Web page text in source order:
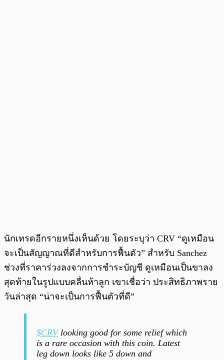
นักเทรดอีกรายหนึ่งเห็นด้วย โดยระบุว่า CRV “ดูเหมือน
จะเป็นสัญญาณที่ดีสำหรับการฟื้นตัว” สำหรับ Sanchez
ช่วงที่ราคาร่วงลงจากการชำระบัญชี ดูเหมือนเป็นขาลง
สุดท้ายในรูปแบบคลื่นห้าลูก เขาเชื่อว่า ประสิทธิภาพราย
วันล่าสุด “น่าจะเป็นการฟื้นตัวที่ดี”
$CRVlooking good for some relief which
is a rare occasion with this coin. Latest
leg down looks like 5 down and